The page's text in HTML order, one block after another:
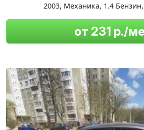
2003, Механика, 1.4 Бензин,
от 231 р./